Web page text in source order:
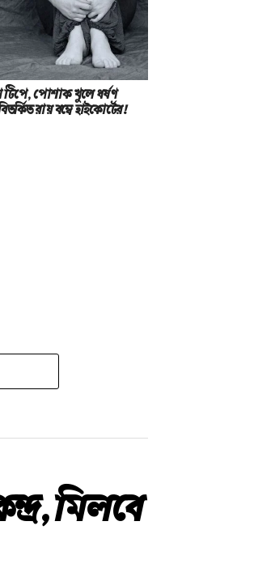
টিপে, পোশাক খুলে ধর্ষণ
রায় বম্বে হাইকোর্টের!
মিলবে